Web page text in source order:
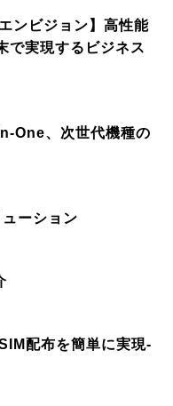
ンビジョン】高性能
で実現するビジネス
One、次世代機種の
ーション
配布を簡単に実現-